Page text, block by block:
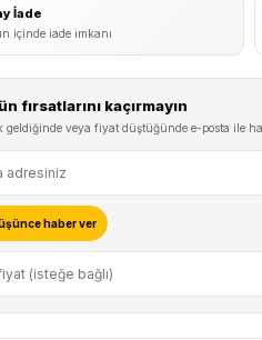
İade
içinde iade imkanı
fırsatlarını kaçırmayın
geldiğinde veya fiyat düştüğünde e-posta ile
haber ver